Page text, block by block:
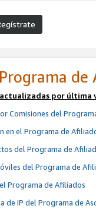
de
por última
Comisiones del
en el Programa de
del Programa de
del Programa de
Programa de Afiliados
de IP del Programa de